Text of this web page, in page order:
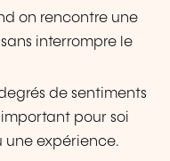
on rencontre une
interrompre le
de sentiments
pour soi
une expérience.